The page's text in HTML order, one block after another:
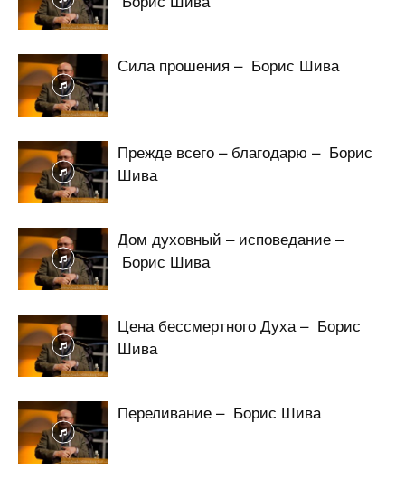
Сила прошения – Борис Шива
Прежде всего – благодарю – Борис
Шива
Дом духовный – исповедание –
Борис Шива
Цена бессмертного Духа – Борис
Шива
Переливание – Борис Шива